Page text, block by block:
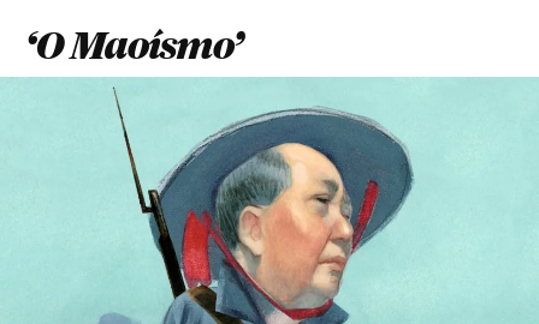
‘O Maoísmo’